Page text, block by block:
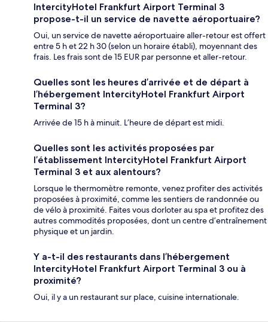
IntercityHotel Frankfurt Airport Terminal 3
propose-t-il un service de navette aéroportuaire?
Oui, un service de navette aéroportuaire aller-retour est offert
entre 5 h et 22 h 30 (selon un horaire établi), moyennant des
frais. Les frais sont de 15 EUR par personne et aller-retour.
Quelles sont les heures d’arrivée et de départ à
l’hébergement IntercityHotel Frankfurt Airport
Terminal 3?
Arrivée de 15 h à minuit. L’heure de départ est midi.
Quelles sont les activités proposées par
l’établissement IntercityHotel Frankfurt Airport
Terminal 3 et aux alentours?
Lorsque le thermomètre remonte, venez profiter des activités
proposées à proximité, comme les sentiers de randonnée ou
de vélo à proximité. Faites vous dorloter au spa et profitez des
autres commodités proposées, dont un centre d’entraînement
physique et un jardin.
Y a-t-il des restaurants dans l’hébergement
IntercityHotel Frankfurt Airport Terminal 3 ou à
proximité?
Oui, il y a un restaurant sur place, cuisine internationale.